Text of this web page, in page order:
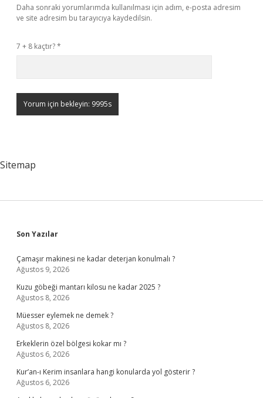
Daha sonraki yorumlarımda kullanılması için adım, e-posta adresim
ve site adresim bu tarayıcıya kaydedilsin.
7 + 8 kaçtır?*
Sitemap
Sidebar
Son Yazılar
Çamaşır makinesi ne kadar deterjan konulmalı ?
Ağustos 9, 2026
Kuzu göbeği mantarı kilosu ne kadar 2025 ?
Ağustos 8, 2026
Müesser eylemek ne demek ?
Ağustos 8, 2026
Erkeklerin özel bölgesi kokar mı ?
Ağustos 6, 2026
Kur’an-ı Kerim insanlara hangi konularda yol gösterir ?
Ağustos 6, 2026